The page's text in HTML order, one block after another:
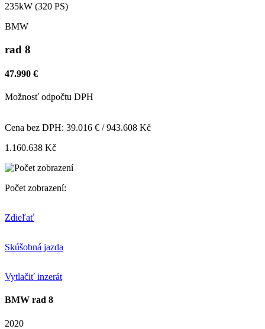
235kW (320 PS)
BMW
rad 8
47.990 €
Možnosť odpočtu DPH
Cena bez DPH: 39.016 € / 943.608 Kč
1.160.638 Kč
Počet zobrazení:
Zdieľať
Skúšobná jazda
Vytlačiť inzerát
BMW rad 8
2020